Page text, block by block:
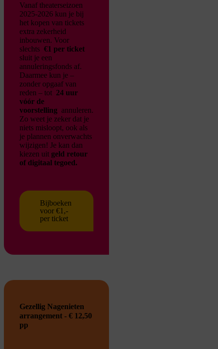
Vanaf theaterseizoen
2025-2026 kun je bij
het kopen van tickets
extra zekerheid
inbouwen. Voor
slechts €1 per ticket
sluit je een
annuleringsfonds af.
Daarmee kun je –
zonder opgaaf van
reden – tot 24 uur
vóór de
voorstelling annuleren.
Zo weet je zeker dat je
niets misloopt, ook als
je plannen onverwachts
wijzigen! Je kan dan
kiezen uit geld retour
of digitaal tegoed.
Bijboeken
voor €1,-
per ticket
Gezellig Nagenieten
arrangement - € 12,50
pp